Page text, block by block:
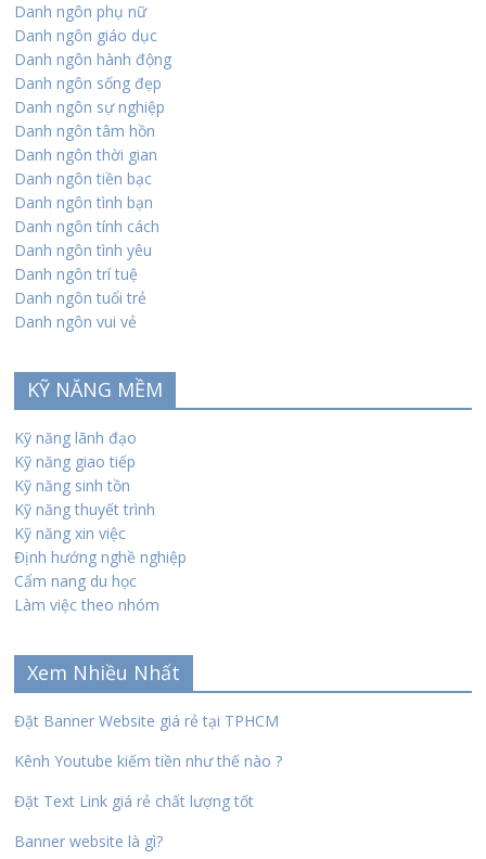
Danh ngôn phụ nữ
Danh ngôn giáo dục
Danh ngôn hành động
Danh ngôn sống đẹp
Danh ngôn sự nghiệp
Danh ngôn tâm hồn
Danh ngôn thời gian
Danh ngôn tiền bạc
Danh ngôn tình bạn
Danh ngôn tính cách
Danh ngôn tình yêu
Danh ngôn trí tuệ
Danh ngôn tuổi trẻ
Danh ngôn vui vẻ
KỸ NĂNG MỀM
Kỹ năng lãnh đạo
Kỹ năng giao tiếp
Kỹ năng sinh tồn
Kỹ năng thuyết trình
Kỹ năng xin việc
Định hướng nghề nghiệp
Cẩm nang du học
Làm việc theo nhóm
Xem Nhiều Nhất
Đặt Banner Website giá rẻ tại TPHCM
Kênh Youtube kiếm tiền như thế nào ?
Đặt Text Link giá rẻ chất lượng tốt
Banner website là gì?